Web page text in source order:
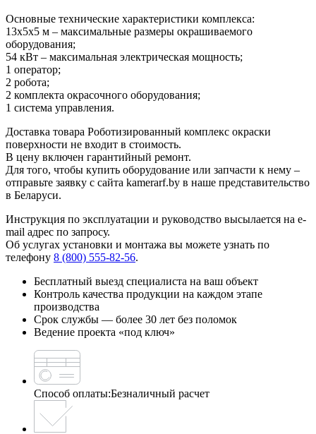
Основные технические характеристики комплекса:
13х5х5 м – максимальные размеры окрашиваемого
оборудования;
54 кВт – максимальная электрическая мощность;
1 оператор;
2 робота;
2 комплекта окрасочного оборудования;
1 система управления.
Доставка товара Роботизированный комплекс окраски
поверхности не входит в стоимость.
В цену включен гарантийный ремонт.
Для того, чтобы купить оборудование или запчасти к нему –
отправьте заявку с сайта kamerarf.by в наше представительство
в Беларуси.
Инструкция по эксплуатации и руководство высылается на e-
mail адрес по запросу.
Об услугах установки и монтажа вы можете узнать по
телефону 8 (800) 555-82-56.
Бесплатный выезд специалиста на ваш объект
Контроль качества продукции на каждом этапе
производства
Срок службы — более 30 лет без поломок
Ведение проекта «под ключ»
Способ оплаты:Безналичный расчет